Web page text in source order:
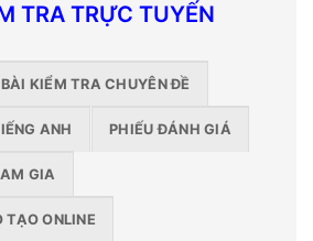
TRA TRỰC TUYẾN
BÀI KIỂM TRA CHUYÊN ĐỀ
ANH PHIẾU ĐÁNH GIÁ
GIA
ONLINE